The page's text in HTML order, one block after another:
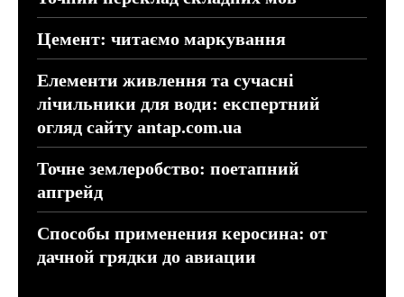
Цемент: читаємо маркування
Елементи живлення та сучасні
лічильники для води: експертний
огляд сайту antap.com.ua
Точне землеробство: поетапний
апгрейд
Способы применения керосина: от
дачной грядки до авиации